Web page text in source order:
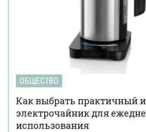
ОБЩЕСТВО
Как выбрать практичный
электрочайник для
использования